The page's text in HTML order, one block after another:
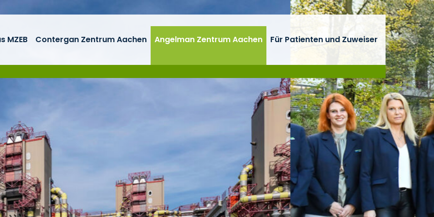
MZEB Contergan Zentrum Aachen Angelman Zentrum Aachen Für Patienten und Zuweiser